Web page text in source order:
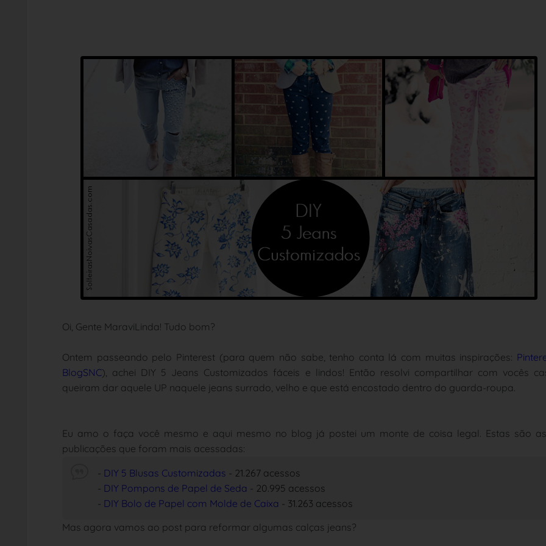
Oi, Gente MaraviLinda! Tudo bom?
Ontem passeando pelo Pinterest (para quem não sabe, tenho conta lá com muitas inspirações:
BlogSNC), achei DIY 5 Jeans Customizados fáceis e lindos! Então resolvi compartilhar com vocês
queiram dar aquele UP naquele jeans surrado, velho e que está encostado dentro do guarda-roupa.
Eu amo o faça você mesmo e aqui mesmo no blog já postei um monte de coisa legal. Estas são
publicações que foram mais acessadas:
- DIY 5 Blusas Customizadas - 21.267 acessos
- DIY Pompons de Papel de Seda - 20.995 acessos
- DIY Bolo de Papel com Molde de Caixa - 31.263 acessos
Mas agora vamos ao post para reformar algumas calças jeans?